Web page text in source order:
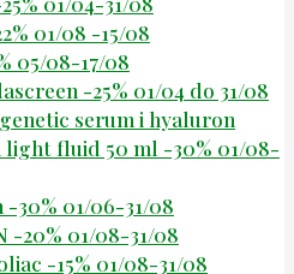
01/08 -15/08
05/08-17/08
-25% 01/04 do 31/08
serum i hyaluron
fluid 50 ml -30% 01/08-
-30% 01/06-31/08
-20% 01/08-31/08
-15% 01/08-31/08